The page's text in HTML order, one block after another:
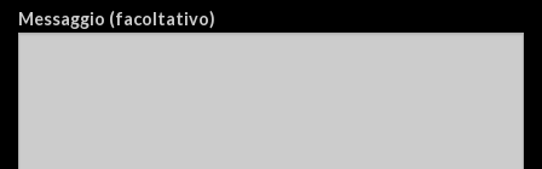
Messaggio (facoltativo)